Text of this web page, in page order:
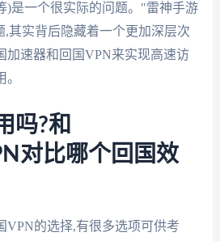
)是一个很实际的问题。"雷神手游
,其实背后隐藏着一个更加深层次
加速器和回国VPN来实现高速访
吗?和
对比哪个回国效
VPN的选择,有很多选项可供考